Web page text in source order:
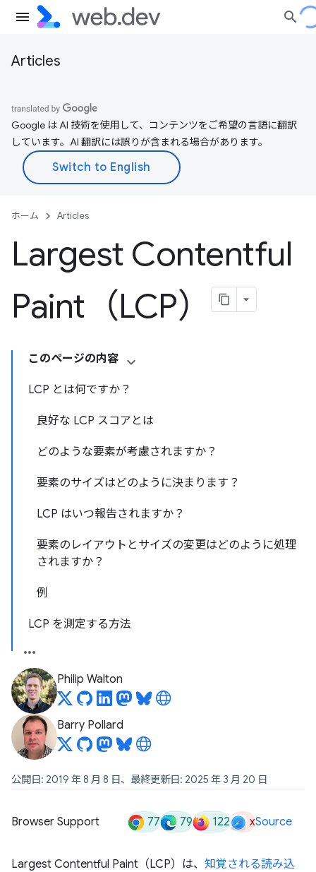
Articles
Google は AI 技術を使用して、コンテンツをご希望の言語に翻訳
しています。AI 翻訳には誤りが含まれる場合があります。
ホーム Articles
Largest Contentful
Paint（LCP）
このページの内容
LCP とは何ですか？
良好な LCP スコアとは
どのような要素が考慮されますか？
要素のサイズはどのように決まります？
LCP はいつ報告されますか？
要素のレイアウトとサイズの変更はどのように処理
されますか？
例
LCP を測定する方法
Philip Walton
Barry Pollard
公開日: 2019 年 8 月 8 日、最終更新日: 2025 年 3 月 20 日
Browser Support 77 79 122 xSource
Largest Contentful Paint（LCP）は、 知覚される読み込